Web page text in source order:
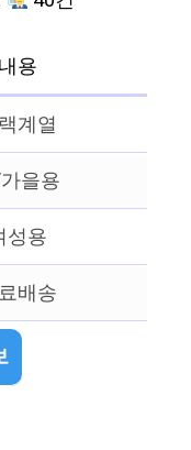
내용
계열
을용
성용
배송